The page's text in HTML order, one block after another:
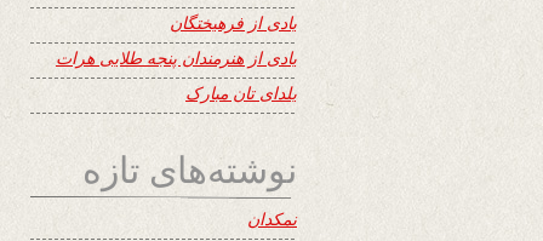
یادی از فرهیختگان
یادی از هنرمندان پنجه طلایی هرات
یلدای تان مبارک
نوشته‌های تازه
نمکدان